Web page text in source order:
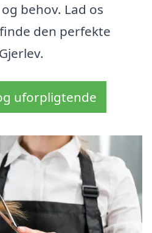
behov. Lad os
den perfekte
uforpligtende